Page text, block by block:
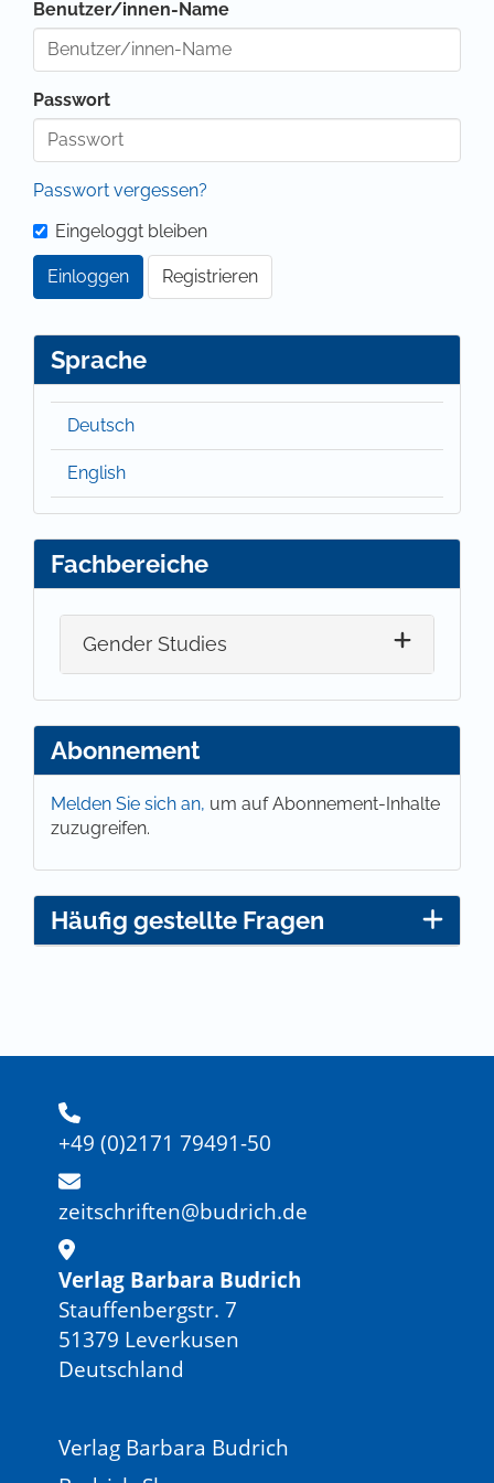
Benutzer/innen-Name
Passwort
Passwort vergessen?
Eingeloggt bleiben
Einloggen Registrieren
Sprache
Deutsch
English
Fachbereiche
Gender Studies
Abonnement
Melden Sie sich an, um auf Abonnement-Inhalte
zuzugreifen.
Häufig gestellte Fragen
+49 (0)2171 79491-50
zeitschriften@budrich.de
Verlag Barbara Budrich
Stauffenbergstr. 7
51379 Leverkusen
Deutschland
Verlag Barbara Budrich